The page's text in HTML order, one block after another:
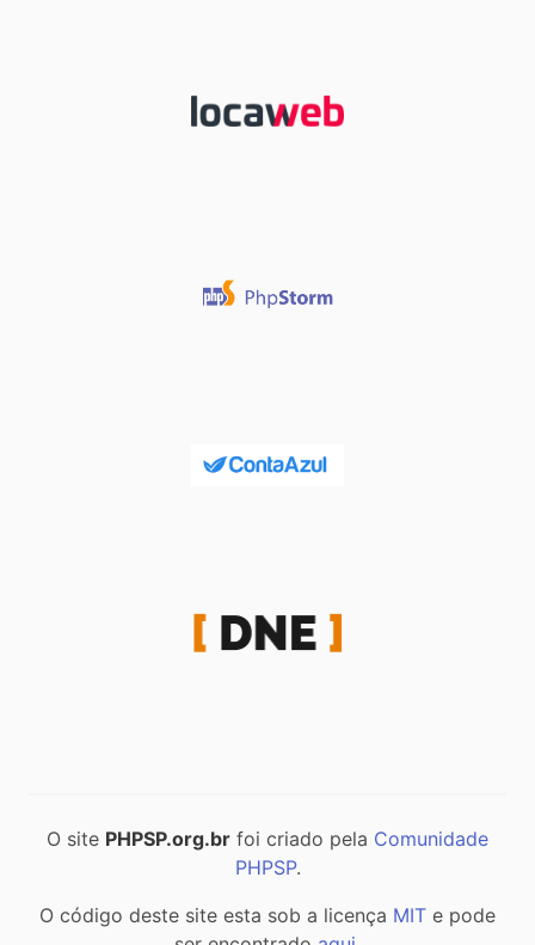
O site PHPSP.org.br foi criado pela Comunidade
PHPSP.
O código deste site esta sob a licença MIT e pode